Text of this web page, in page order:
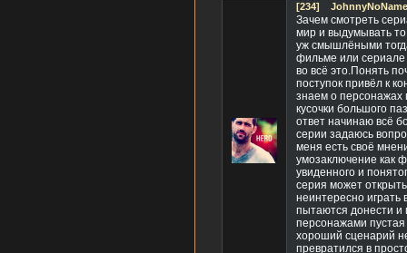
[234]
Зачем смотреть
мир и выдумывать то
уж смышлёными
фильме или сериале
во всё это.Понять
поступок привёл к
знаем о персонажах
кусочки большого
ответ начинаю всё
серии задаюсь
меня есть своё
умозаключение как
увиденного и
серия может
неинтересно играть
пытаются донести
персонажами
хороший сценарий
превратился в